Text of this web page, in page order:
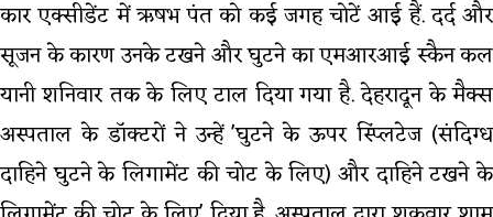
कार एक्सीडेंट में ऋषभ पंत को कई जगह चोटें आई हैं. दर्द और
सूजन के कारण उनके टखने और घुटने का एमआरआई स्कैन कल
यानी शनिवार तक के लिए टाल दिया गया है. देहरादून के मैक्स
अस्पताल के डॉक्टरों ने उन्हें 'घुटने के ऊपर स्प्लिंटेज (संदिग्ध
दाहिने घुटने के लिगामेंट की चोट के लिए) और दाहिने टखने के